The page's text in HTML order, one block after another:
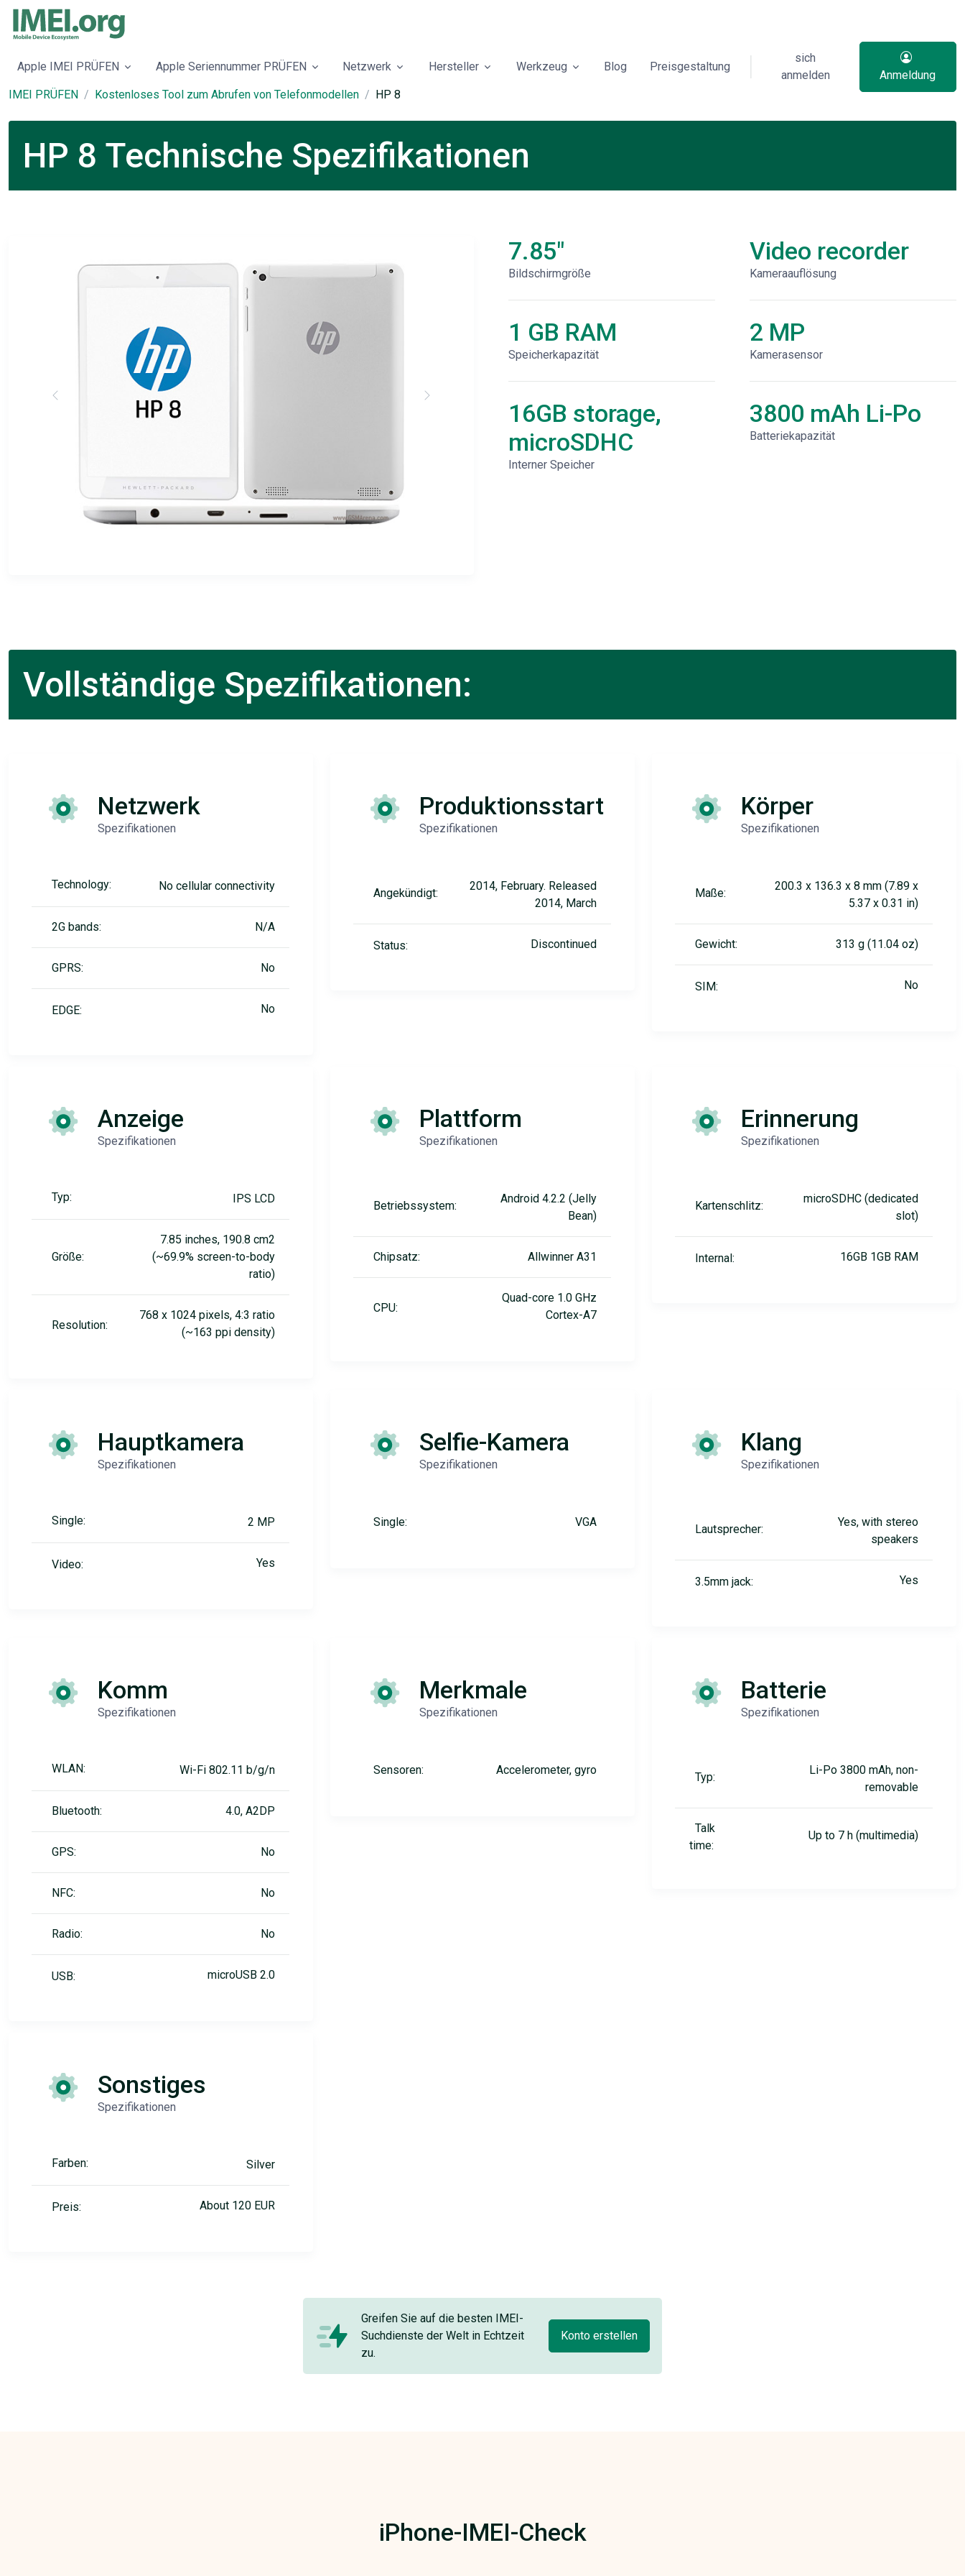
Apple IMEI PRÜFEN Apple Seriennummer PRÜFEN Netzwerk Hersteller Werkzeug Blog Preisgestaltung
sich
anmelden
Anmeldung
IMEI PRÜFEN
Kostenloses Tool zum Abrufen von Telefonmodellen HP 8
HP 8 Technische Spezifikationen
7.85"
Bildschirmgröße
1 GB RAM
Speicherkapazität
16GB storage,
microSDHC
Interner Speicher
Video recorder
Kameraauflösung
2 MP
Kamerasensor
3800 mAh Li-Po
Batteriekapazität
Vollständige Spezifikationen:
Netzwerk
Spezifikationen
Technology: No cellular connectivity
2G bands: N/A
GPRS: No
EDGE: No
Produktionsstart
Spezifikationen
Angekündigt:
2014, February. Released
2014, March
Status: Discontinued
Körper
Spezifikationen
Maße:
200.3 x 136.3 x 8 mm (7.89 x
5.37 x 0.31 in)
Gewicht: 313 g (11.04 oz)
SIM: No
Anzeige
Spezifikationen
Typ: IPS LCD
Größe:
7.85 inches, 190.8 cm2
(~69.9% screen-to-body
ratio)
Resolution:
768 x 1024 pixels, 4:3 ratio
(~163 ppi density)
Plattform
Spezifikationen
Betriebssystem:
Android 4.2.2 (Jelly
Bean)
Chipsatz: Allwinner A31
CPU:
Quad-core 1.0 GHz
Cortex-A7
Erinnerung
Spezifikationen
Kartenschlitz:
microSDHC (dedicated
slot)
Internal: 16GB 1GB RAM
Hauptkamera
Spezifikationen
Single: 2 MP
Video: Yes
Selfie-Kamera
Spezifikationen
Single: VGA
Klang
Spezifikationen
Lautsprecher:
Yes, with stereo
speakers
3.5mm jack: Yes
Komm
Spezifikationen
WLAN: Wi-Fi 802.11 b/g/n
Bluetooth: 4.0, A2DP
GPS: No
NFC: No
Radio: No
USB: microUSB 2.0
Merkmale
Spezifikationen
Sensoren: Accelerometer, gyro
Batterie
Spezifikationen
Typ:
Li-Po 3800 mAh, non-
removable
Talk
time:
Up to 7 h (multimedia)
Sonstiges
Spezifikationen
Farben: Silver
Preis: About 120 EUR
Greifen Sie auf die besten IMEI-
Suchdienste der Welt in Echtzeit
zu.
Konto erstellen
iPhone-IMEI-Check